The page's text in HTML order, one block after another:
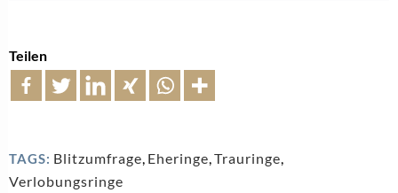
Teilen
TAGS: Blitzumfrage, Eheringe,Trauringe,
Verlobungsringe